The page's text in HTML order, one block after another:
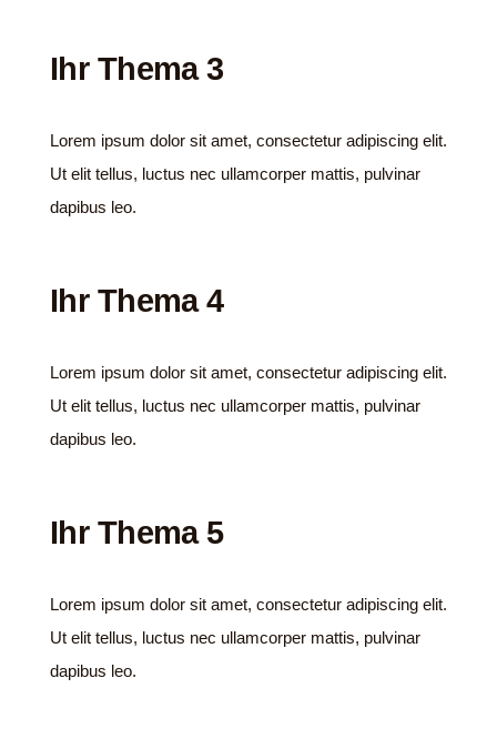
Ihr Thema 3
Lorem ipsum dolor sit amet, consectetur adipiscing elit.
Ut elit tellus, luctus nec ullamcorper mattis, pulvinar
dapibus leo.
Ihr Thema 4
Lorem ipsum dolor sit amet, consectetur adipiscing elit.
Ut elit tellus, luctus nec ullamcorper mattis, pulvinar
dapibus leo.
Ihr Thema 5
Lorem ipsum dolor sit amet, consectetur adipiscing elit.
Ut elit tellus, luctus nec ullamcorper mattis, pulvinar
dapibus leo.